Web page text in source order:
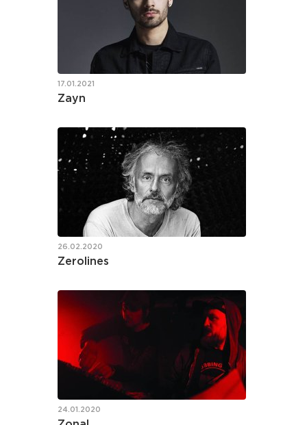
17.01.2021
Zayn
26.02.2020
Zerolines
24.01.2020